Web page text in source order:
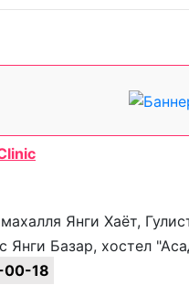
Янги Хаёт,
Янги Базар, хостел
18